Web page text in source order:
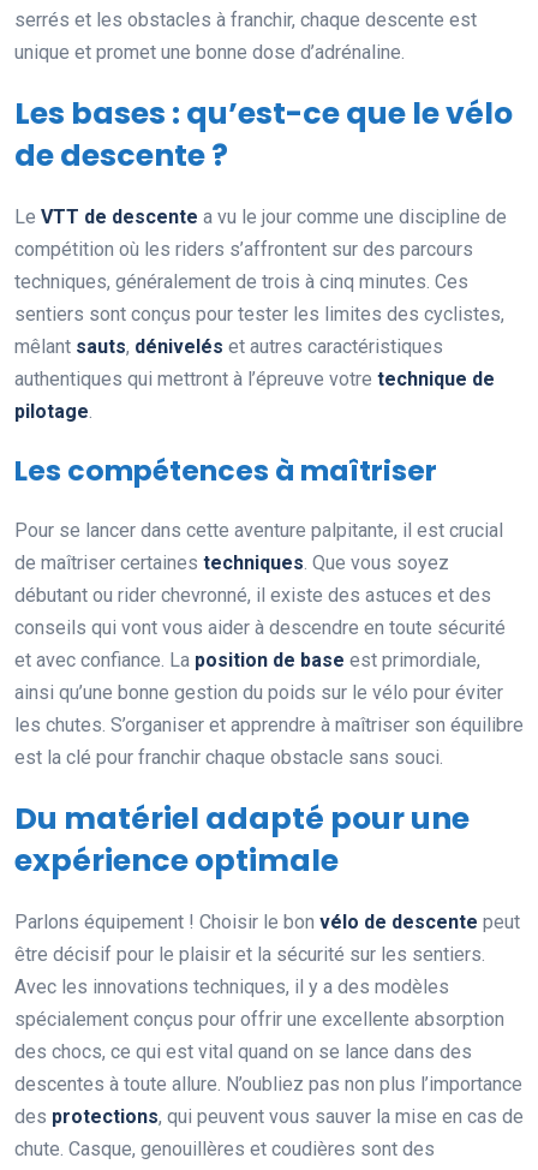
serrés et les obstacles à franchir, chaque descente est
unique et promet une bonne dose d’adrénaline.
Les bases : qu’est-ce que le vélo
de descente ?
Le VTT de descente a vu le jour comme une discipline de
compétition où les riders s’affrontent sur des parcours
techniques, généralement de trois à cinq minutes. Ces
sentiers sont conçus pour tester les limites des cyclistes,
mêlant sauts, dénivelés et autres caractéristiques
authentiques qui mettront à l’épreuve votre technique de
pilotage.
Les compétences à maîtriser
Pour se lancer dans cette aventure palpitante, il est crucial
de maîtriser certaines techniques. Que vous soyez
débutant ou rider chevronné, il existe des astuces et des
conseils qui vont vous aider à descendre en toute sécurité
et avec confiance. La position de base est primordiale,
ainsi qu’une bonne gestion du poids sur le vélo pour éviter
les chutes. S’organiser et apprendre à maîtriser son équilibre
est la clé pour franchir chaque obstacle sans souci.
Du matériel adapté pour une
expérience optimale
Parlons équipement ! Choisir le bon vélo de descente peut
être décisif pour le plaisir et la sécurité sur les sentiers.
Avec les innovations techniques, il y a des modèles
spécialement conçus pour offrir une excellente absorption
des chocs, ce qui est vital quand on se lance dans des
descentes à toute allure. N’oubliez pas non plus l’importance
des protections, qui peuvent vous sauver la mise en cas de
chute. Casque, genouillères et coudières sont des